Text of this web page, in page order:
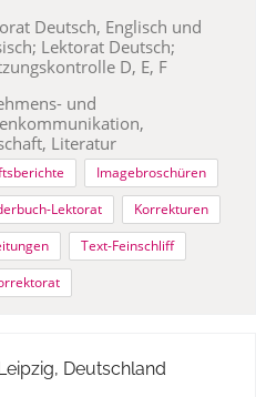
Deutsch, Englisch und
Lektorat Deutsch;
D, E, F
und
Literatur
Imagebroschüren
Lektorat
Korrekturen
Text-Feinschliff
Deutschland